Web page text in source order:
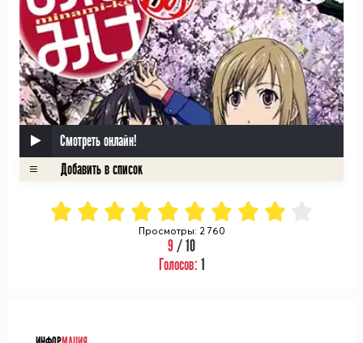
Смотреть онлайн!
Просмотры: 2 760
9/ 10
Голосов: 1